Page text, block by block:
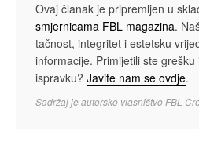
Ovaj članak je pripremljen u
smjernicama FBL magazina.
tačnost, integritet i estetsku
informacije. Primijetili ste
ispravku? Javite nam se ovdje.
Sadržaj je autorsko vlasništvo FBL